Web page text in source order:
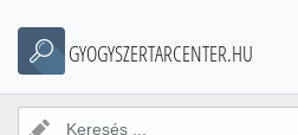
GYOGYSZERTARCENTER.HU